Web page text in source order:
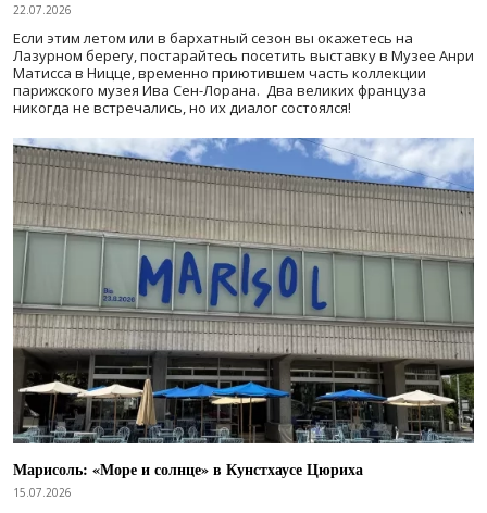
22.07.2026
Если этим летом или в бархатный сезон вы окажетесь на
Лазурном берегу, постарайтесь посетить выставку в Музее Анри
Матисса в Ницце, временно приютившем часть коллекции
парижского музея Ива Сен-Лорана. Два великих француза
никогда не встречались, но их диалог состоялся!
Марисоль: «Море и солнце» в Кунстхаусе Цюриха
15.07.2026